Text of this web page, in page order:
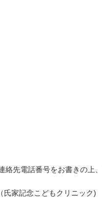
先電話番号をお書きの上、
家記念こどもクリニック)